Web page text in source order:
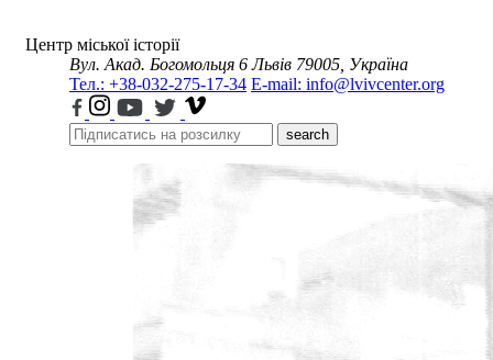
Центр міської історії
Вул. Акад. Богомольця 6 Львів 79005, Україна
Тел.: +38-032-275-17-34 E-mail: info@lvivcenter.org
search